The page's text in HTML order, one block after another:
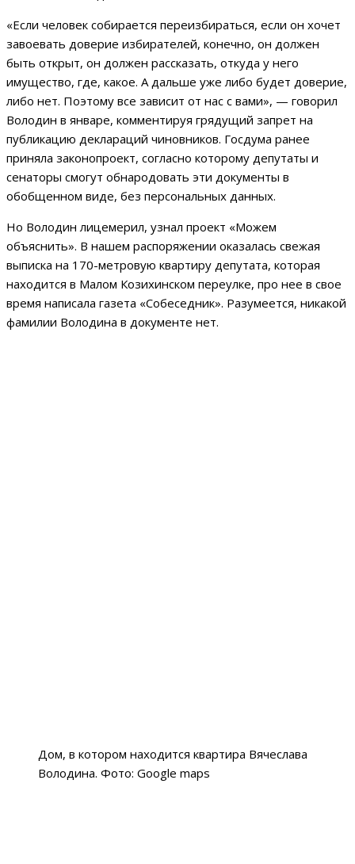
«Если человек собирается переизбираться, если он хочет
завоевать доверие избирателей, конечно, он должен
быть открыт, он должен рассказать, откуда у него
имущество, где, какое. А дальше уже либо будет доверие,
либо нет. Поэтому все зависит от нас с вами», — говорил
Володин в январе, комментируя грядущий запрет на
публикацию деклараций чиновников. Госдума ранее
приняла законопроект, согласно которому депутаты и
сенаторы смогут обнародовать эти документы в
обобщенном виде, без персональных данных.
Но Володин лицемерил, узнал проект «Можем
объяснить». В нашем распоряжении оказалась свежая
выписка на 170-метровую квартиру депутата, которая
находится в Малом Козихинском переулке, про нее в свое
время написала газета «Собеседник». Разумеется, никакой
фамилии Володина в документе нет.
Дом, в котором находится квартира Вячеслава
Володина. Фото: Google maps